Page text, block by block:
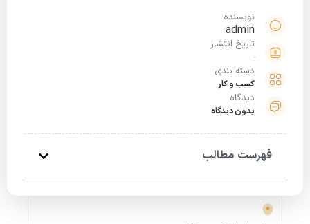
نویسنده
admin
تاریخ انتشار
دسته بندی
کسب و کار
دیدگاه
بدون دیدگاه
فهرست مطالب